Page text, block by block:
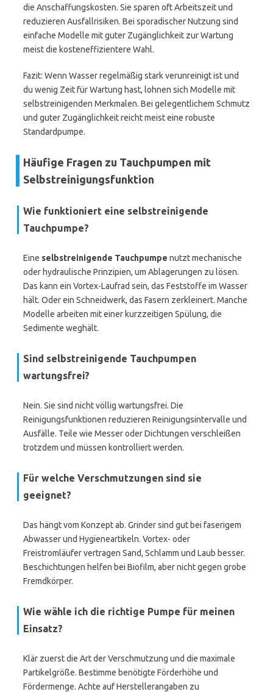
die Anschaffungskosten. Sie sparen oft Arbeitszeit und
reduzieren Ausfallrisiken. Bei sporadischer Nutzung sind
einfache Modelle mit guter Zugänglichkeit zur Wartung
meist die kosteneffizientere Wahl.
Fazit: Wenn Wasser regelmäßig stark verunreinigt ist und
du wenig Zeit für Wartung hast, lohnen sich Modelle mit
selbstreinigenden Merkmalen. Bei gelegentlichem Schmutz
und guter Zugänglichkeit reicht meist eine robuste
Standardpumpe.
Häufige Fragen zu Tauchpumpen mit
Selbstreinigungsfunktion
Wie funktioniert eine selbstreinigende
Tauchpumpe?
Eine selbstreinigende Tauchpumpe nutzt mechanische
oder hydraulische Prinzipien, um Ablagerungen zu lösen.
Das kann ein Vortex-Laufrad sein, das Feststoffe im Wasser
hält. Oder ein Schneidwerk, das Fasern zerkleinert. Manche
Modelle arbeiten mit einer kurzzeitigen Spülung, die
Sedimente weghält.
Sind selbstreinigende Tauchpumpen
wartungsfrei?
Nein. Sie sind nicht völlig wartungsfrei. Die
Reinigungsfunktionen reduzieren Reinigungsintervalle und
Ausfälle. Teile wie Messer oder Dichtungen verschleißen
trotzdem und müssen kontrolliert werden.
Für welche Verschmutzungen sind sie
geeignet?
Das hängt vom Konzept ab. Grinder sind gut bei faserigem
Abwasser und Hygieneartikeln. Vortex- oder
Freistromläufer vertragen Sand, Schlamm und Laub besser.
Beschichtungen helfen bei Biofilm, aber nicht gegen grobe
Fremdkörper.
Wie wähle ich die richtige Pumpe für meinen
Einsatz?
Klär zuerst die Art der Verschmutzung und die maximale
Partikelgröße. Bestimme benötigte Förderhöhe und
Fördermenge. Achte auf Herstellerangaben zu